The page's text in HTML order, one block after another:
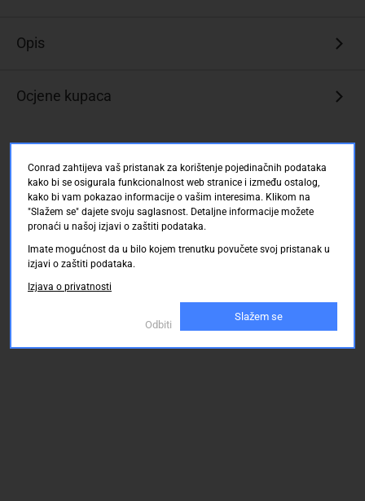
Opis
Ocjene kupaca
Conrad zahtijeva vaš pristanak za korištenje pojedinačnih podataka
kako bi se osigurala funkcionalnost web stranice i između ostalog,
kako bi vam pokazao informacije o vašim interesima. Klikom na
"Slažem se" dajete svoju saglasnost. Detaljne informacije možete
pronaći u našoj izjavi o zaštiti podataka.
Imate mogućnost da u bilo kojem trenutku povučete svoj pristanak u
izjavi o zaštiti podataka.
Izjava o privatnosti
Odbiti
Slažem se